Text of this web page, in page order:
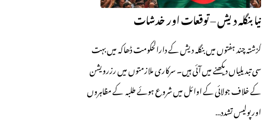
نیا بنگلہ دیش – توقعات اور خدشات
گزشتہ چند ہفتوں میں بنگلہ دیش کے دارالحکومت ڈھاکہ میں بہت
سی تبدیلیاں دیکھنے میں آئی ہیں۔ سرکاری ملازمتوں میں رزرویشن
کے خلاف جولائی کے اوائل میں شروع ہوئے طلبہ کے مظاہروں
اور پولیس تشدد…